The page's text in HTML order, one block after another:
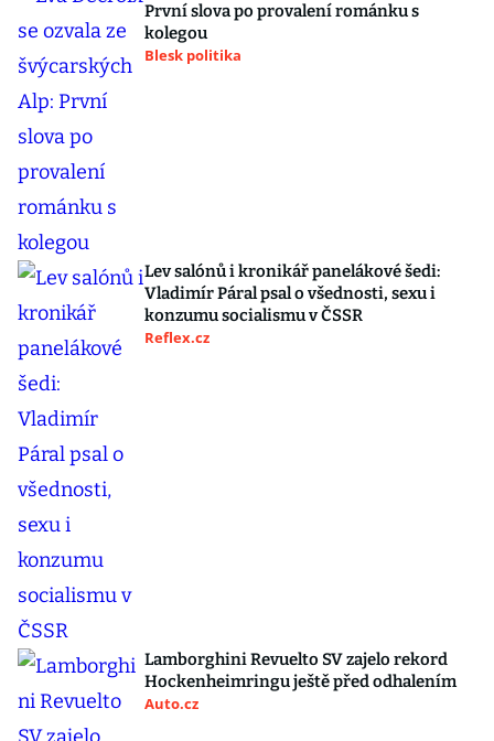
První slova po provalení románku s
kolegou
Blesk politika
Lev salónů i kronikář panelákové šedi:
Vladimír Páral psal o všednosti, sexu i
konzumu socialismu v ČSSR
Reflex.cz
Lamborghini Revuelto SV zajelo rekord
Hockenheimringu ještě před odhalením
Auto.cz